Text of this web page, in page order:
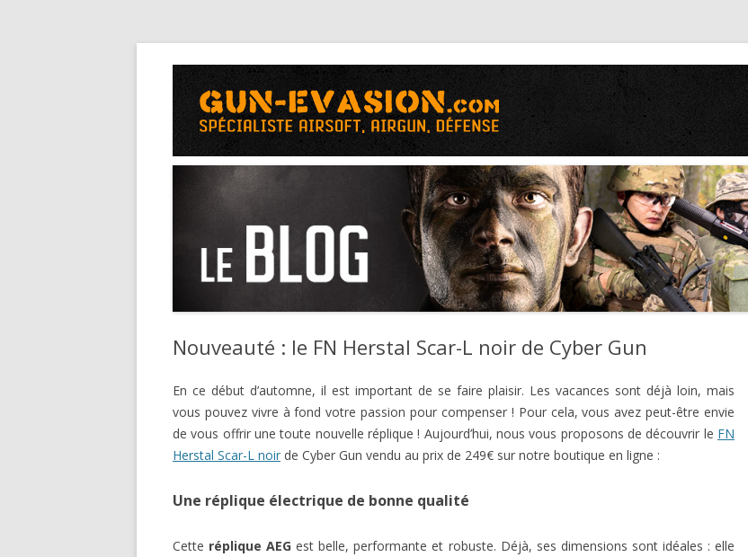
Aller
au
contenu
Nouveauté : le FN Herstal Scar-L noir de Cyber Gun
En ce début d’automne, il est important de se faire plaisir. Les vacances sont déjà loin, mais
vous pouvez vivre à fond votre passion pour compenser ! Pour cela, vous avez peut-être envie
de vous offrir une toute nouvelle réplique ! Aujourd’hui, nous vous proposons de découvrir le FN
Herstal Scar-L noir de Cyber Gun vendu au prix de 249€ sur notre boutique en ligne :
Une réplique électrique de bonne qualité
Cette réplique AEG est belle, performante et robuste. Déjà, ses dimensions sont idéales : elle